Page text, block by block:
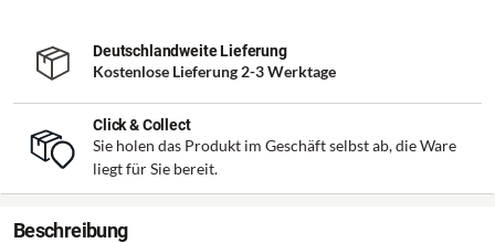
Deutschlandweite Lieferung
Kostenlose Lieferung 2-3 Werktage
Click & Collect
Sie holen das Produkt im Geschäft selbst ab, die Ware
liegt für Sie bereit.
Beschreibung